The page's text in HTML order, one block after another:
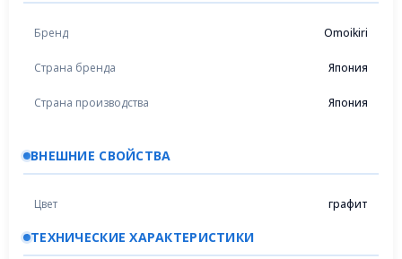
Бренд Omoikiri
Страна бренда Япония
Страна производства Япония
ВНЕШНИЕ СВОЙСТВА
Цвет графит
ТЕХНИЧЕСКИЕ ХАРАКТЕРИСТИКИ